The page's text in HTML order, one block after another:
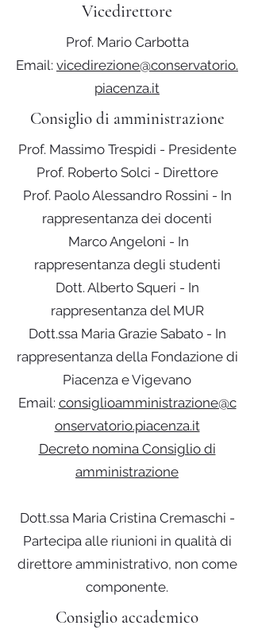
Vicedirettore
Prof. Mario Carbotta
Email: vicedirezione@conservatorio.
piacenza.it
Consiglio di amministrazione
Prof. Massimo Trespidi - Presidente
Prof. Roberto Solci - Direttore
Prof. Paolo Alessandro Rossini - In
rappresentanza dei docenti
Marco Angeloni - In
rappresentanza degli studenti
Dott. Alberto Squeri - In
rappresentanza del MUR
Dott.ssa Maria Grazie Sabato - In
rappresentanza della Fondazione di
Piacenza e Vigevano
Email: consiglioamministrazione@c
onservatorio.piacenza.it
Decreto nomina Consiglio di
amministrazione
Dott.ssa Maria Cristina Cremaschi -
Partecipa alle riunioni in qualità di
direttore amministrativo, non come
componente.
Consiglio accademico